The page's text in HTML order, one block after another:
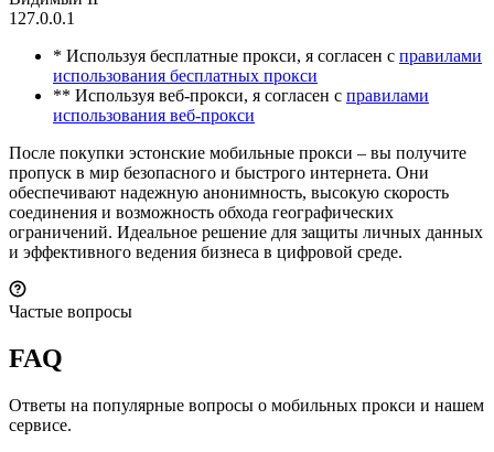
127.0.0.1
* Используя бесплатные прокси, я согласен с правилами
использования бесплатных прокси
** Используя веб-прокси, я согласен с правилами
использования веб-прокси
После покупки эстонские мобильные прокси – вы получите
пропуск в мир безопасного и быстрого интернета. Они
обеспечивают надежную анонимность, высокую скорость
соединения и возможность обхода географических
ограничений. Идеальное решение для защиты личных данных
и эффективного ведения бизнеса в цифровой среде.
Частые вопросы
FAQ
Ответы на популярные вопросы о мобильных прокси и нашем
сервисе.